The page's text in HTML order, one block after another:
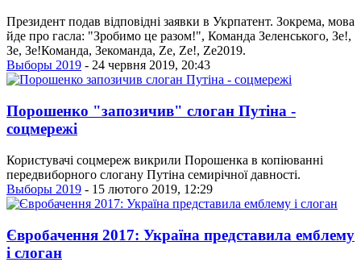
Президент подав відповідні заявки в Укрпатент. Зокрема, мова
йде про гасла: "Зробимо це разом!", Команда Зеленського, Зе!,
Зе, Зе!Команда, Зекоманда, Ze, Ze!, Ze2019.
Выборы 2019 - 24 червня 2019, 20:43
Порошенко "запозичив" слоган Путіна -
соцмережі
Користувачі соцмереж викрили Порошенка в копіюванні
передвиборного слогану Путіна семирічної давності.
Выборы 2019 - 15 лютого 2019, 12:29
Євробачення 2017: Україна представила емблему
і слоган